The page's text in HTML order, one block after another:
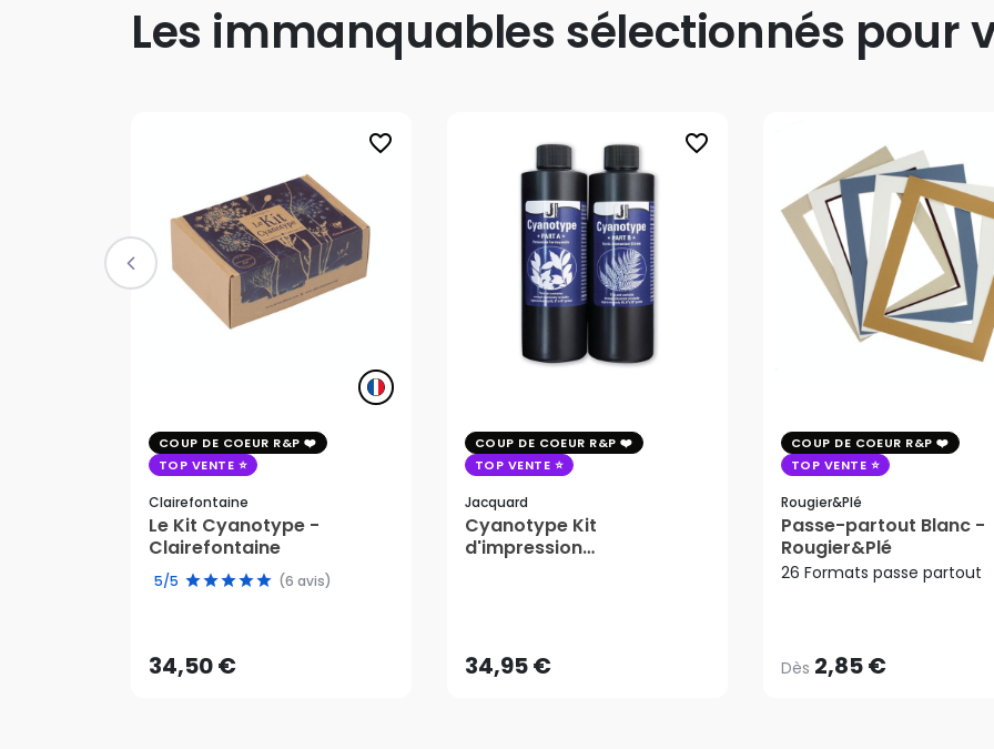
Les immanquables sélectionnés pour
favorite_border
COUP DE COEUR R&P
TOP VENTE
Clairefontaine
Le Kit Cyanotype -
Clairefontaine
5/5 (6 avis)
34,50 €AJOUTER AU PANIER
favorite_border
COUP DE COEUR R&P
TOP VENTE
Jacquard
Cyanotype Kit
d'impression
34,95 €AJOUTER AU PANIER
COUP DE COEUR R&P
TOP VENTE
Rougier&plé
Passe-partout Blanc -
Rougier&Plé
26 Formats passe partout
Dès 2,85 €
2,85 €